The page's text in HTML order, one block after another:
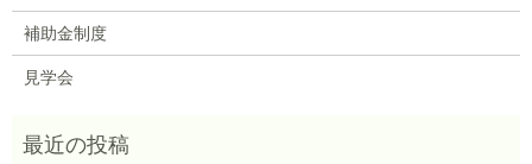
補助金制度
見学会